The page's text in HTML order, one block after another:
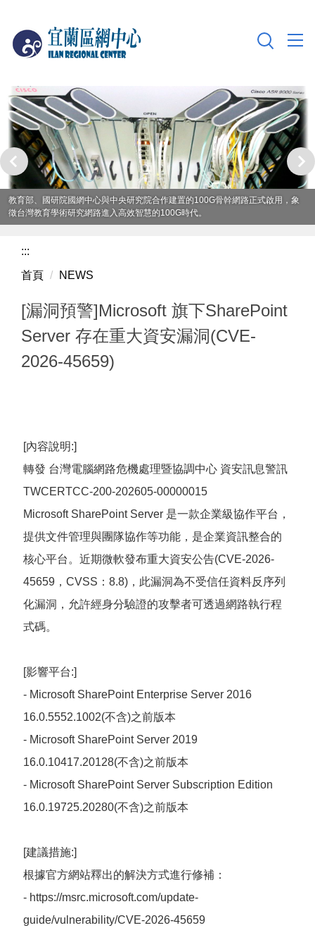
主
容
區
教育部、國研院國網中心與中央研究院合作建置的100G骨幹網路正式啟用，象
徵台灣教育學術研究網路進入高效智慧的100G時代。
:::
首頁
NEWS
[漏洞預警]Microsoft 旗下SharePoint
Server 存在重大資安漏洞(CVE-
2026-45659)
[內容說明:]
轉發 台灣電腦網路危機處理暨協調中心 資安訊息警訊
TWCERTCC-200-202605-00000015
Microsoft SharePoint Server 是一款企業級協作平台，
提供文件管理與團隊協作等功能，是企業資訊整合的
核心平台。近期微軟發布重大資安公告(CVE-2026-
45659，CVSS：8.8)，此漏洞為不受信任資料反序列
化漏洞，允許經身分驗證的攻擊者可透過網路執行程
式碼。
[影響平台:]
- Microsoft SharePoint Enterprise Server 2016
16.0.5552.1002(不含)之前版本
- Microsoft SharePoint Server 2019
16.0.10417.20128(不含)之前版本
- Microsoft SharePoint Server Subscription Edition
16.0.19725.20280(不含)之前版本
[建議措施:]
根據官方網站釋出的解決方式進行修補：
- https://msrc.microsoft.com/update-
guide/vulnerability/CVE-2026-45659